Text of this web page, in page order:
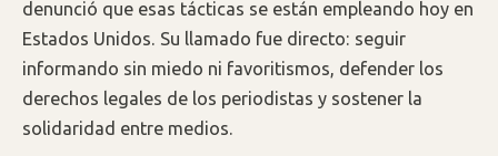
denunció que esas tácticas se están empleando hoy en
Estados Unidos. Su llamado fue directo: seguir
informando sin miedo ni favoritismos, defender los
derechos legales de los periodistas y sostener la
solidaridad entre medios.